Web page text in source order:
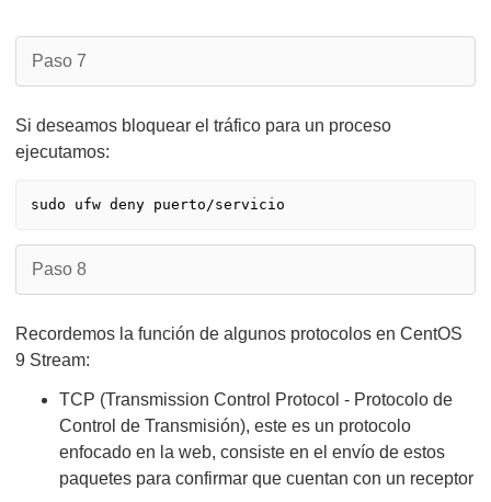
Paso 7
Si deseamos bloquear el tráfico para un proceso
ejecutamos:
Paso 8
Recordemos la función de algunos protocolos en CentOS
9 Stream:
TCP (Transmission Control Protocol - Protocolo de
Control de Transmisión), este es un protocolo
enfocado en la web, consiste en el envío de estos
paquetes para confirmar que cuentan con un receptor